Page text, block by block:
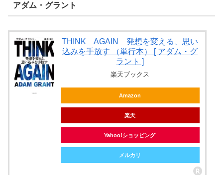
アダム・グラント
THINK AGAIN 発想を変える、思い
込みを手放す （単行本） [ アダム・グ
ラント ]
楽天ブックス
Amazon
楽天
Yahoo!ショッピング
メルカリ